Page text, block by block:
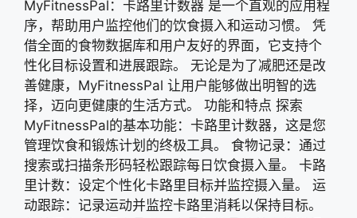
MyFitnessPal：卡路里计数器 是一个直观的应用程
序，帮助用户监控他们的饮食摄入和运动习惯。 凭
借全面的食物数据库和用户友好的界面，它支持个
性化目标设置和进展跟踪。 无论是为了减肥还是改
善健康，MyFitnessPal 让用户能够做出明智的选
择，迈向更健康的生活方式。 功能和特点 探索
MyFitnessPal的基本功能：卡路里计数器，这是您
管理饮食和锻炼计划的终极工具。 食物记录：通过
搜索或扫描条形码轻松跟踪每日饮食摄入量。 卡路
里计数：设定个性化卡路里目标并监控摄入量。 运
动跟踪：记录运动并监控卡路里消耗以保持目标。